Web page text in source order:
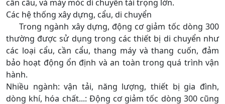
cần cẩu, và máy móc di chuyển tải trọng lớn.
Các hệ thống xây dựng, cẩu, di chuyển
Trong ngành xây dựng, động cơ giảm tốc dòng 300
thường được sử dụng trong các thiết bị di chuyển như
các loại cẩu, cần cẩu, thang máy và thang cuốn, đảm
bảo hoạt động ổn định và an toàn trong quá trình vận
hành.
Nhiều ngành: vận tải, năng lượng, thiết bị gia đình,
dòng khí, hóa chất...: Động cơ giảm tốc dòng 300 cũng